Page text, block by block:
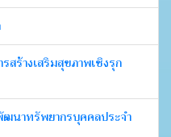
สร้างเสริมสุขภาพเชิงรุก
นาทรัพยากรบุคคลประจำ